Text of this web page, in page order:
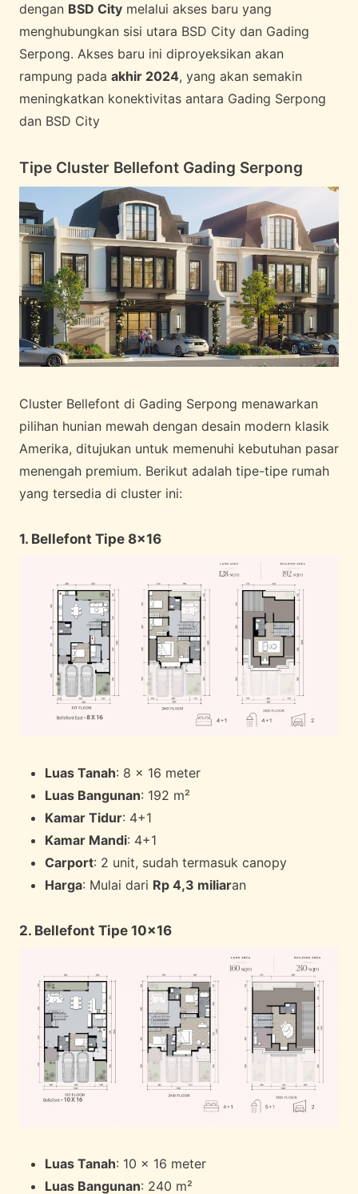
dengan BSD City melalui akses baru yang
menghubungkan sisi utara BSD City dan Gading
Serpong. Akses baru ini diproyeksikan akan
rampung pada akhir 2024, yang akan semakin
meningkatkan konektivitas antara Gading Serpong
dan BSD City
Tipe Cluster Bellefont Gading Serpong
Cluster Bellefont di Gading Serpong menawarkan
pilihan hunian mewah dengan desain modern klasik
Amerika, ditujukan untuk memenuhi kebutuhan pasar
menengah premium. Berikut adalah tipe-tipe rumah
yang tersedia di cluster ini:
1. Bellefont Tipe 8×16
Luas Tanah: 8 x 16 meter
Luas Bangunan: 192 m²
Kamar Tidur: 4+1
Kamar Mandi: 4+1
Carport: 2 unit, sudah termasuk canopy
Harga: Mulai dari Rp 4,3 miliaran
2. Bellefont Tipe 10×16
Luas Tanah: 10 x 16 meter
Luas Bangunan: 240 m²